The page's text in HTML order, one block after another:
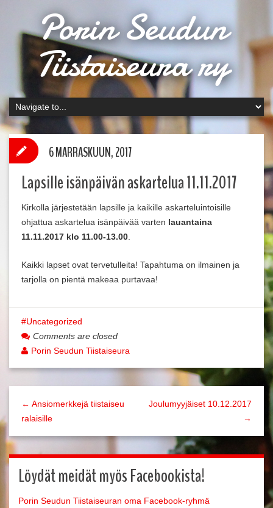
Porin Seudun
Tiistaiseura ry
Lapsille isänpäivän askartelua 11.11.2017
Kirkolla järjestetään lapsille ja kaikille askarteluintoisille
ohjattua askartelua isänpäivää varten lauantaina
11.11.2017 klo 11.00-13.00
Kaikki lapset ovat tervetulleita! Tapahtuma on ilmainen ja
tarjolla on pientä makeaa purtavaa!
6 MARRASKUUN, 2017
Uncategorized
Comments are closed
Porin Seudun Tiistaiseura
← Ansiomerkkejä tiistaiseu
ralaisille
Joulumyyjäiset 10.12.2017
→
Löydät meidät myös Facebookista!
Porin Seudun Tiistaiseuran oma Facebook-ryhmä